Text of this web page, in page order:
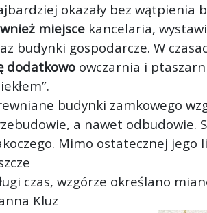
okazały bez wątpienia
miejsce kancelaria,
budynki gospodarcze. W
dodatkowo owczarnia i
budynki zamkowego
a nawet odbudowie.
Mimo ostatecznej jego
czas, wzgórze określano
Kluz